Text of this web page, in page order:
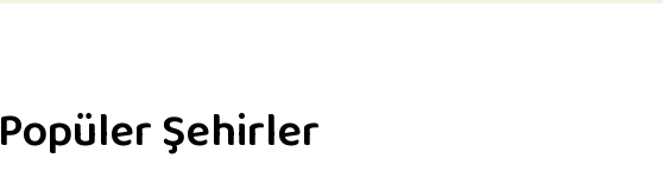
Popüler Şehirler